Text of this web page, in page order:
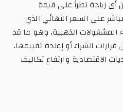
أي زيادة تطرأ على قيمة
على السعر النهائي الذي
المشغولات الذهبية، وهو ما قد
الشراء أو إعادة تقييمها،
الاقتصادية وارتفاع تكاليف